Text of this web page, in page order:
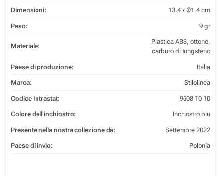
Dimensioni: 13.4 x Ø1.4 cm
Peso: 9 gr
Materiale:
Plastica ABS, ottone,
carburo di tungsteno
Paese di produzione: Italia
Marca: Stilolinea
Codice Intrastat: 9608 10 10
Colore dell'inchiostro: Inchiostro blu
Presente nella nostra collezione da: Settembre 2022
Paese di invio: Polonia